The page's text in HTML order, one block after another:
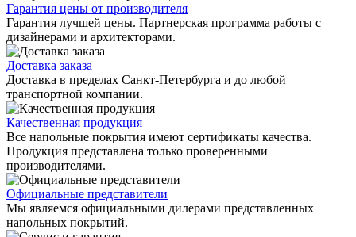
Гарантия цены от производителя
Гарантия лучшей цены. Партнерская программа работы с
дизайнерами и архитекторами.
Доставка заказа
Доставка в пределах Санкт-Петербурга и до любой
транспортной компании.
Качественная продукция
Все напольные покрытия имеют сертификаты качества.
Продукция представлена только проверенными
производителями.
Официальные представители
Мы являемся официальными дилерами представленных
напольных покрытий.